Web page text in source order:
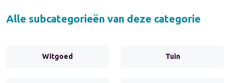
Alle subcategorieën van deze categorie
Witgoed Tuin